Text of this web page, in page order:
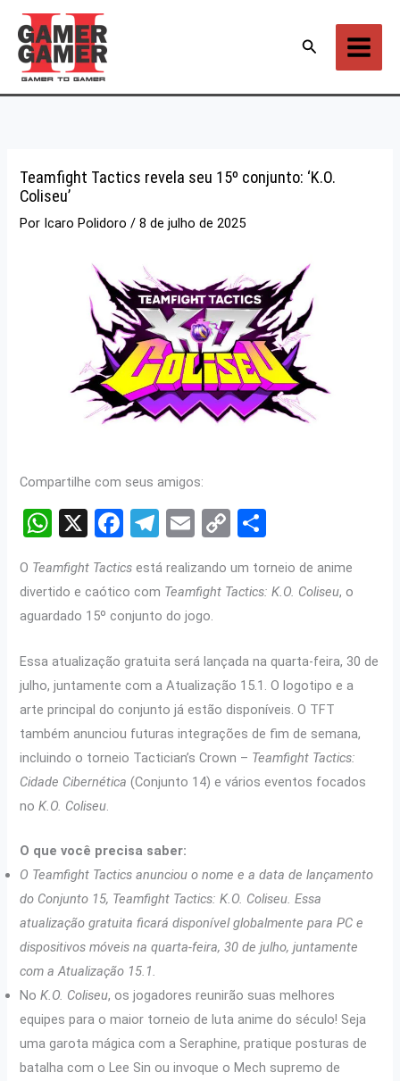
para
conteúdo
Pesquisar
Teamfight Tactics revela seu 15º conjunto: ‘K.O.
Coliseu’
Por Icaro Polidoro/8 de julho de 2025
Compartilhe com seus amigos:
W
at
s
p
p
X
F
ce
b
o
k
T
e
gr
m
E
ail
C
py
k
ar
O Teamfight Tactics está realizando um torneio de anime
divertido e caótico com Teamfight Tactics: K.O. Coliseu, o
aguardado 15º conjunto do jogo.
Essa atualização gratuita será lançada na quarta-feira, 30 de
julho, juntamente com a Atualização 15.1. O logotipo e a
arte principal do conjunto já estão disponíveis. O TFT
também anunciou futuras integrações de fim de semana,
incluindo o torneio Tactician’s Crown – Teamfight Tactics:
Cidade Cibernética (Conjunto 14) e vários eventos focados
noK.O. Coliseu.
O que você precisa saber:
O Teamfight Tactics anunciou o nome e a data de lançamento
do Conjunto 15, Teamfight Tactics: K.O. Coliseu. Essa
atualização gratuita ficará disponível globalmente para PC e
dispositivos móveis na quarta-feira, 30 de julho, juntamente
com a Atualização 15.1.
NoK.O. Coliseu, os jogadores reunirão suas melhores
equipes para o maior torneio de luta anime do século! Seja
uma garota mágica com a Seraphine, pratique posturas de
batalha com o Lee Sin ou invoque o Mech supremo de